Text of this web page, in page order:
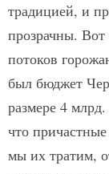
традицией, и
прозрачны. Вот
потоков
был бюджет
размере 4
что
мы их тратим,